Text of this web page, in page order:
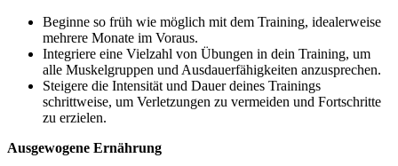
Beginne so früh wie möglich mit dem Training, idealerweise
mehrere Monate im Voraus.
Integriere eine Vielzahl von Übungen in dein Training, um
alle Muskelgruppen und Ausdauerfähigkeiten anzusprechen.
Steigere die Intensität und Dauer deines Trainings
schrittweise, um Verletzungen zu vermeiden und Fortschritte
zu erzielen.
Ausgewogene Ernährung